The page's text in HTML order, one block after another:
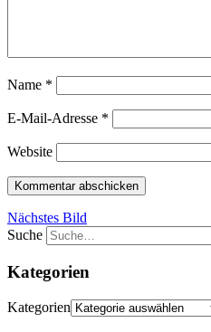
Name *
E-Mail-Adresse *
Website
Nächstes Bild
Suche
Kategorien
Kategorien